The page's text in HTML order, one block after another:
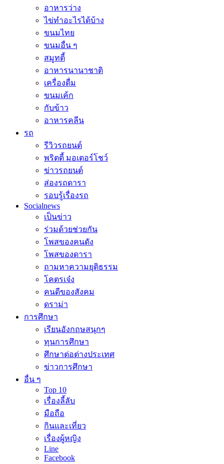
อาหารว่าง
ไข่ทำอะไรได้บ้าง
ขนมไทย
ขนมอื่น ๆ
สมูทตี้
อาหารนานาชาติ
เครื่องดื่ม
ขนมเค้ก
กับข้าว
อาหารคลีน
รถ
รีวิวรถยนต์
พริตตี้ มอเตอร์โชว์
ข่าวรถยนต์
ส่องรถดารา
รอบรู้เรื่องรถ
Socialnews
เป็นข่าว
ร่วมด้วยช่วยกัน
โพสของคนดัง
โพสของดารา
ถามหาความยุติธรรม
โคตรเจ๋ง
คนดีของสังคม
ดราม่า
การศึกษา
เรียนอังกฤษสนุกๆ
ทุนการศึกษา
ศึกษาต่อต่างประเทศ
ข่าวการศึกษา
อื่น ๆ
Top 10
เรื่องลี้ลับ
มือถือ
กินและเที่ยว
เรื่องผู้หญิง
Line
Facebook